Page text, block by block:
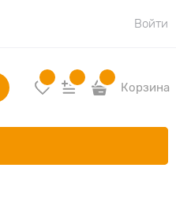
Войти
Корзина